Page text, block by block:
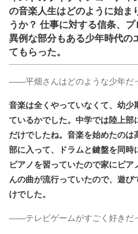
の音楽人生はどのように始ま
うか？ 仕事に対する信条、
異例な部分もある少年時代の
てもらった。
――平畑さんはどのような少年だ
音楽は全くやっていなくて、幼
ているかでした。中学では陸上部
だけでしたね。音楽を始めたの
部に入って、ドラムと鍵盤を同
ピアノを習っていたので家にピ
んの曲が流行っていたので、遊
けでした。
――テレビゲームがすごく好きだ